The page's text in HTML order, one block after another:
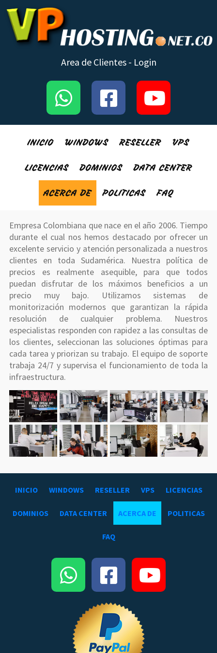
Area de Clientes - Login
INICIO WINDOWS RESELLER VPS
LICENCIAS DOMINIOS DATA CENTER
ACERCA DE POLITICAS FAQ
Empresa Colombiana que nace en el año 2006. Tiempo
durante el cual nos hemos destacado por ofrecer un
excelente servicio y atención personalizada a nuestros
clientes en toda Sudamérica. Nuestra política de
precios es realmente asequible, para que todos
puedan disfrutar de los máximos beneficios a un
precio muy bajo. Utilizamos sistemas de
monitorización modernos que garantizan la rápida
resolución de cualquier problema. Nuestros
especialistas responden con rapidez a las consultas de
los clientes, seleccionan las soluciones óptimas para
cada tarea y priorizan su trabajo. El equipo de soporte
trabaja 24/7 y supervisa el funcionamiento de toda la
infraestructura.
INICIO WINDOWS RESELLER VPS LICENCIAS
DOMINIOS DATA CENTER ACERCA DE POLITICAS
FAQ